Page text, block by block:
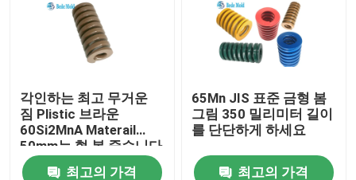
각인하는 최고 무거운
짐 Plistic 브라운
60Si2MnA Materail
50mm는 형 봄 죽습니다
최고의 가격
65Mn JIS 표준 금형 봄
그림 350 밀리미터 길이
를 단단하게 하세요
최고의 가격